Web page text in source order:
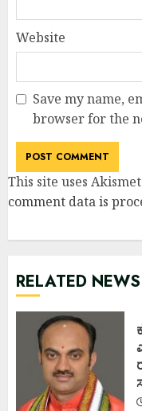
Website
Save my name,
browser for the
This site uses
comment data is
RELATED NEWS